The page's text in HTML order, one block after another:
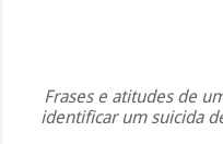
Frases e atitudes de
identificar um suicida